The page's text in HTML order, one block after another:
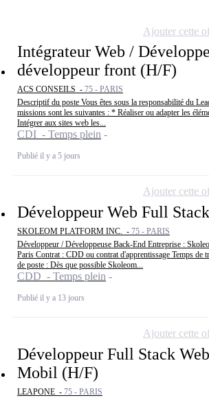
Intégrateur Web /
développeur front (H/F)
ACS CONSEILS - 75 - PARIS
Descriptif du poste Vous êtes sous la responsabilité du
missions sont les suivantes : * Réaliser ou adapter les
Intégrer aux sites web les...
CDI - Temps plein
Publié il y a 5 jours
Ajouter cette
Développeur Web Full
SKOLEOM PLATFORM INC. - 75 - PARIS
Développeur / Développeuse Back-End Entreprise :
Paris Contrat : CDD ou contrat d'apprentissage Temps de
de poste : Dès que possible Skoleom...
CDD - Temps plein
Publié il y a 13 jours
Ajouter cette
Développeur Full Stack
Mobil (H/F)
LEAPONE - 75 - PARIS
Ajouter cette